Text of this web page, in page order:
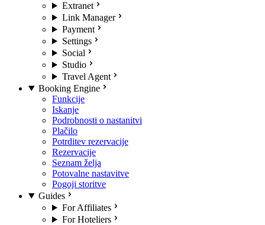
Extranet
Link Manager
Payment
Settings
Social
Studio
Travel Agent
Booking Engine
Funkcije
Iskanje
Podrobnosti o nastanitvi
Plačilo
Potrditev rezervacije
Rezervacije
Seznam želja
Potovalne nastavitve
Pogoji storitve
Guides
For Affiliates
For Hoteliers